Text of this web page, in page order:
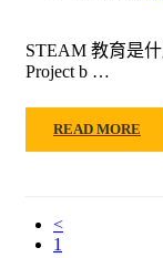
STEAM 教育是
Project b …
READ MORE
<
1